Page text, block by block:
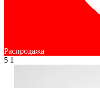
Распродажа
5 1